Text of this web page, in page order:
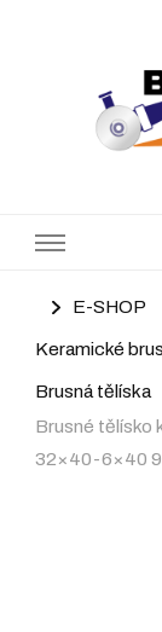
E-SHOP
Keramické
Brusná tělíska
Brusné tělísko
32×40-6×40